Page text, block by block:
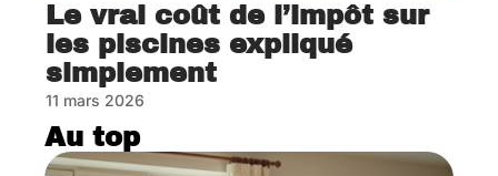
Le vrai coût de l’impôt sur
les piscines expliqué
simplement
11 mars 2026
Au top